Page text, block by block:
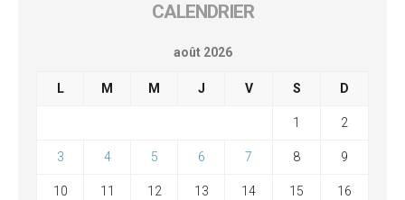
CALENDRIER
août 2026
L M M J V S D
1 2
3 4 5 6 7 8 9
10 11 12 13 14 15 16